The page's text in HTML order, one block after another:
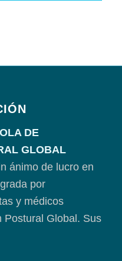
DE
GLOBAL
ánimo de lucro en
por
y médicos
Postural Global. Sus